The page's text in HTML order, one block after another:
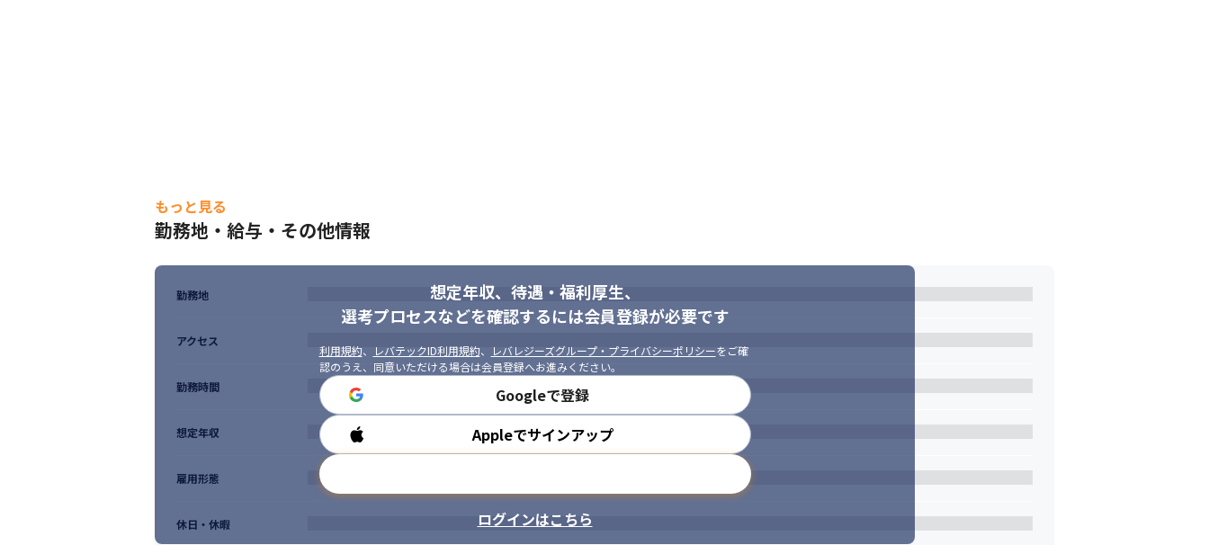
もっと見る
勤務地・給与・その他情報
想定年収、待遇・福利厚生、
選考プロセスなどを確認するには会員登録が必要です
利用規約、 レバテックID利用規約、 レバレジーズグループ・プライバシーポリシーをご確
認のうえ、同意いただける場合は会員登録へお進みください。
Googleで登録
Appleでサインアップ
ログインはこちら
勤務地
アクセス
勤務時間
想定年収
雇用形態
休日・休暇